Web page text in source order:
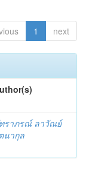
1 next
ราภรณ์ ลาวัณย์
นากุล